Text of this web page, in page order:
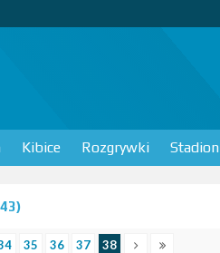
Kibice Rozgrywki Stadion
35 36 37 38